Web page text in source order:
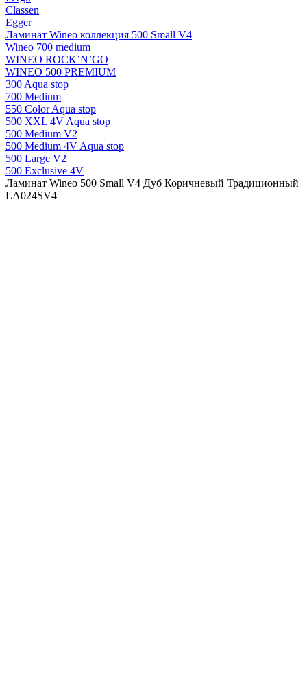
Classen
Egger
Ламинат Wineo коллекция 500 Small V4
Wineo 700 medium
WINEO ROCK’N’GO
WINEO 500 PREMIUM
300 Aqua stop
700 Medium
550 Color Aqua stop
500 XXL 4V Aqua stop
500 Medium V2
500 Medium 4V Aqua stop
500 Large V2
500 Exclusive 4V
Ламинат Wineo 500 Small V4 Дуб Коричневый Традиционный
LA024SV4